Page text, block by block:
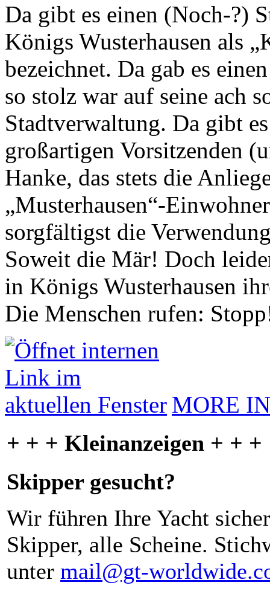
Da gibt es einen (Noch-?)
Königs Wusterhausen als
bezeichnet. Da gab es
so stolz war auf seine ach
Stadtverwaltung. Da gibt
großartigen Vorsitzenden
Hanke, das stets die
„Musterhausen“-
sorgfältigst die
Soweit die Mär! Doch
in Königs Wusterhausen
Die Menschen rufen:
MORE
+ + + Kleinanzeigen + + +
Skipper gesucht?
Wir führen Ihre Yacht
Skipper, alle Scheine.
unter mail@gt-